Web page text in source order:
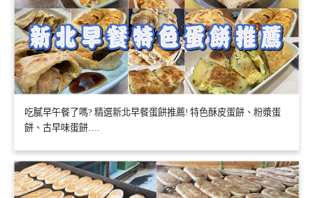
吃膩早午餐了嗎? 精選新北早餐蛋餅推薦! 特色酥皮蛋餅、粉漿蛋
餅、古早味蛋餅….